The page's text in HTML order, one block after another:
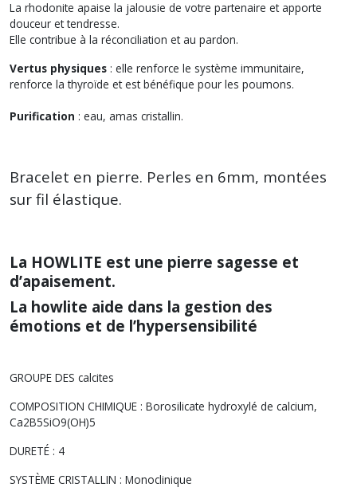
La rhodonite apaise la jalousie de votre partenaire et apporte
douceur et tendresse.
Elle contribue à la réconciliation et au pardon.
Vertus physiques : elle renforce le système immunitaire,
renforce la thyroïde et est bénéfique pour les poumons.
Purification : eau, amas cristallin.
Bracelet en pierre. Perles en 6mm, montées
sur fil élastique.
La HOWLITE est une pierre sagesse et
d’apaisement.
La howlite aide dans la gestion des
émotions et de l’hypersensibilité
GROUPE DES calcites
COMPOSITION CHIMIQUE : Borosilicate hydroxylé de calcium,
Ca2B5SiO9(OH)5
DURETÉ : 4
SYSTÈME CRISTALLIN : Monoclinique